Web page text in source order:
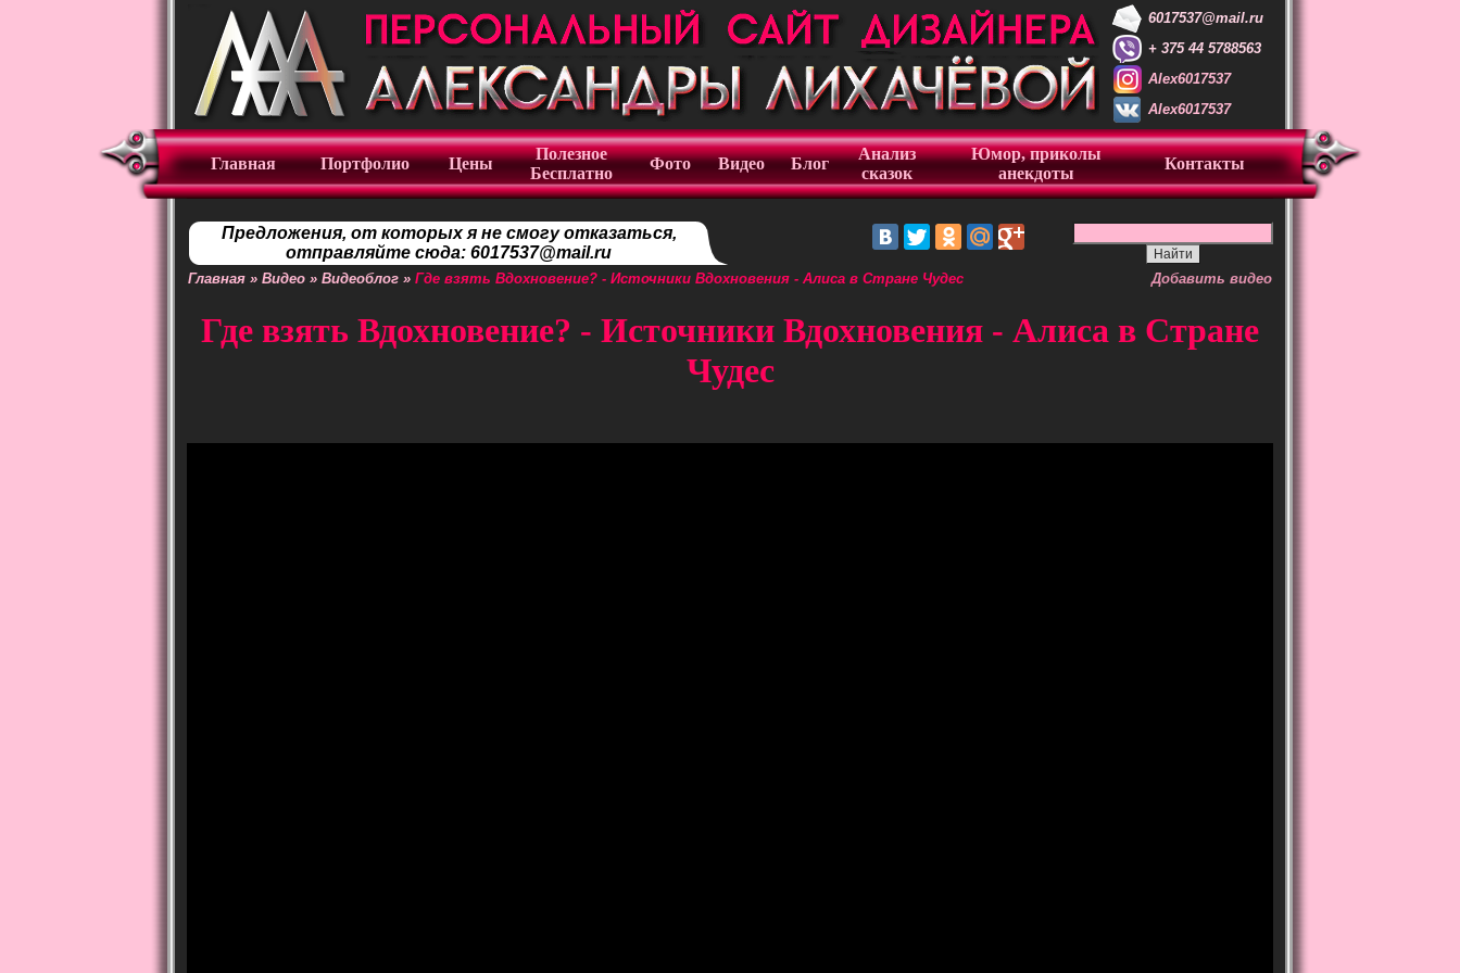
6017537@mail.ru
+ 375 44 5788563
Alex6017537
Alex6017537
Главная Портфолио Цены
Полезное
Бесплатно
Фото Видео Блог
Анализ
сказок
Юмор, приколы
анекдоты
Контакты
Предложения, от которых я не смогу отказаться,
отправляйте сюда: 6017537@mail.ru
Главная » Видео » Видеоблог » Где взять Вдохновение? - Источники Вдохновения - Алиса в Стране Чудес Добавить видео
Где взять Вдохновение? - Источники Вдохновения - Алиса в Стране
Чудес